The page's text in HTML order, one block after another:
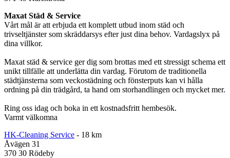
Maxat Städ & Service
Vårt mål är att erbjuda ett komplett utbud inom städ och
trivseltjänster som skräddarsys efter just dina behov. Vardagslyx på
dina villkor.
Maxat städ & service ger dig som brottas med ett stressigt schema ett
unikt tillfälle att underlätta din vardag. Förutom de traditionella
städtjänsterna som veckostädning och fönsterputs kan vi hålla
ordning på din trädgård, ta hand om storhandlingen och mycket mer.
Ring oss idag och boka in ett kostnadsfritt hembesök.
Varmt välkomna
HK-Cleaning Service - 18 km
Åvägen 31
370 30 Rödeby